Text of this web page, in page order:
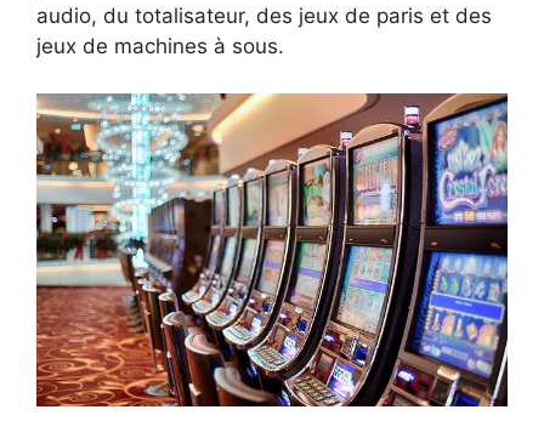
audio, du totalisateur, des jeux de paris et des
jeux de machines à sous.